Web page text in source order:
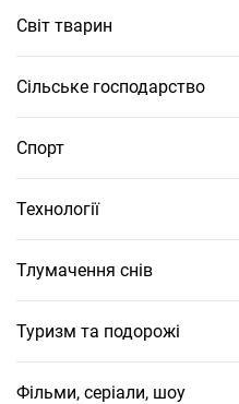
Світ тварин
Сільське господарство
Спорт
Технології
Тлумачення снів
Туризм та подорожі
Фільми, серіали, шоу